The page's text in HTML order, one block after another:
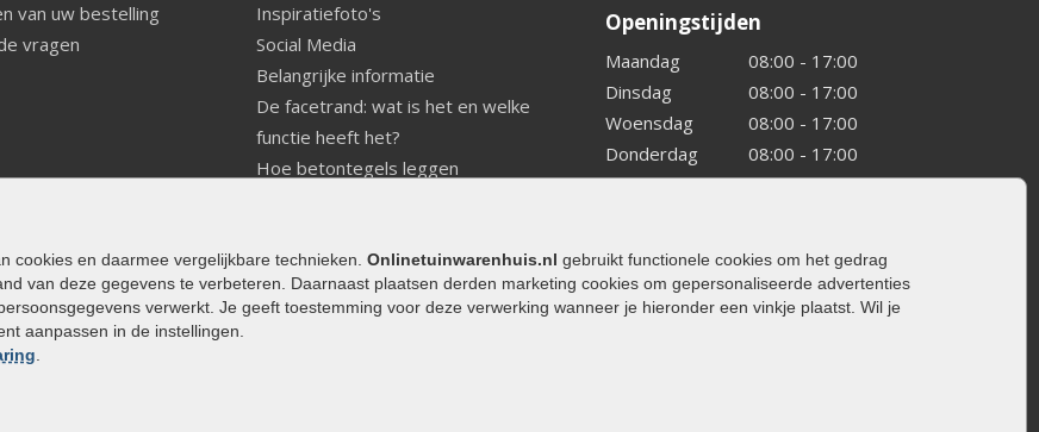
cookies en daarmee vergelijkbare technieken. Onlinetuinwarenhuis.nl gebruikt functionele cookies om het gedrag
van deze gegevens te verbeteren. Daarnaast plaatsen derden marketing cookies om gepersonaliseerde advertenties
verwerkt. Je geeft toestemming voor deze verwerking wanneer je hieronder een vinkje plaatst. Wil je
aanpassen in de instellingen.
van uw bestelling
vragen
Inspiratiefoto's
Social Media
Belangrijke informatie
De facetrand: wat is het en welke
functie heeft het?
Hoe betontegels leggen
Welke tuinstijl past bij mij
Strakke tuin inrichten
Legverbanden gebakken bestrating
Openingstijden
Maandag
08:00 - 17:00
Dinsdag
08:00 - 17:00
Woensdag
08:00 - 17:00
Donderdag
08:00 - 17:00
Vrijdag
08:00 - 17:00